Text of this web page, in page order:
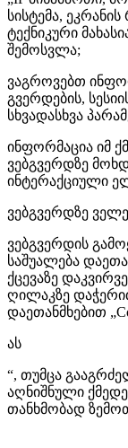
სისტემა,
ტექნიკური
შემოსვლა;
ვაგროვებთ
გვერდების,
სხვადასხვა
ინფორმაცია იმ
ვებგვერდზე
ინტერაქციული
ვებგვერდზე
ვებგვერდის
საშუალება
ქცევაზე
ღილაკზე
დაეთანმხებით
ას
“, თუმცა
აღნიშნული
თანხმობად